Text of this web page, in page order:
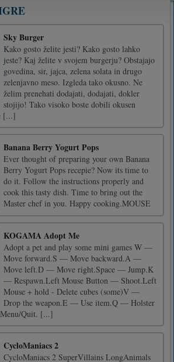
Sky Burger
Kako gosto želite jesti? Kako gosto lahko
jeste? Kaj želite v svojem burgerju? Obstajajo
govedina, sir, jajca, zelena solata in drugo
zelenjavno meso. Izgleda tako okusno. Ne
želim prenehati dodajati, dodajati, dokler
stojijo! Tako visoko boste dobili okusen
[...]
Banana Berry Yogurt Pops
Ever thought of preparing your own Banana
Berry Yogurt Pops recepie? Now its time to
do it. Follow the instructions properly and
cook this tasty dish. Time to bring out the
Master chef in you. Happy cooking.MOUSE
KOGAMA Adopt Me
Adopt a pet and play some mini games W —
Move forward.S — Move backward.A —
Move left.D — Move right.Space — Jump.K
— Respawn.Left Mouse Button — Shoot.Left
Mouse + hold - Delete cubes (some)V —
Drop the weapon.E — Use item.Q — Holster
Quit. [...]
CycloManiacs 2
CycloManiacs 2 SuperVillains LongAnimals